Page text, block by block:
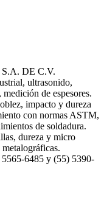
DE C.V.
ultrasonido,
de espesores.
impacto y dureza
con normas ASTM,
de soldadura.
dureza y micro
6485 y (55) 5390-